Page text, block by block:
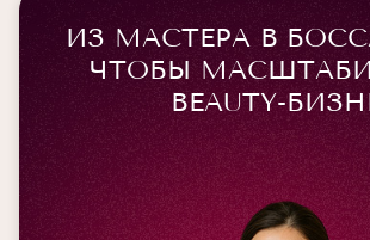
ИЗ МАСТЕРА В
ЧТОБЫ
BEAUTY-